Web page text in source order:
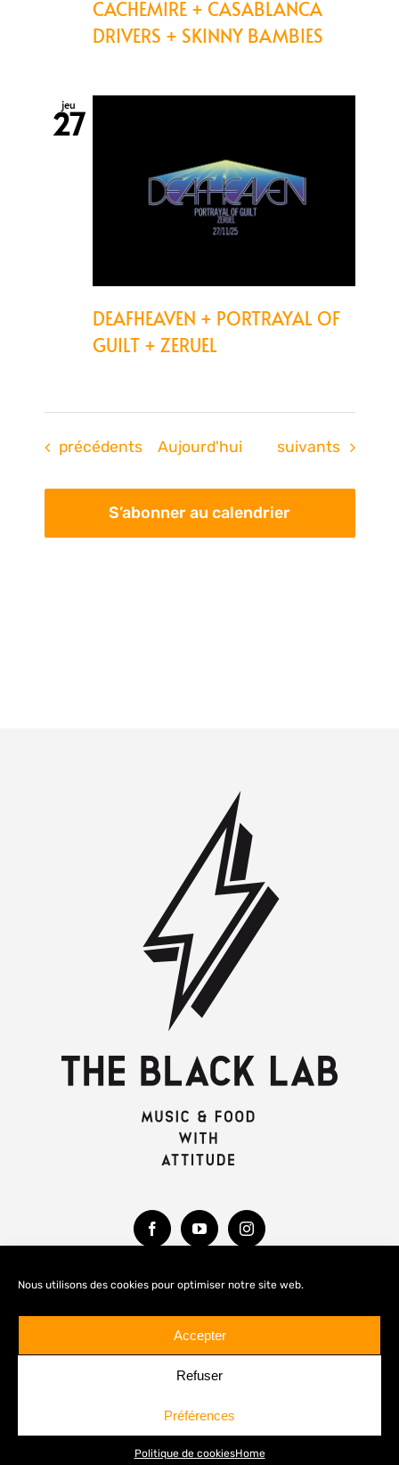
Nous utilisons des cookies pour optimiser notre site web.
Accepter
Refuser
Préférences
Politique de cookiesHome
CACHEMIRE + CASABLANCA
DRIVERS + SKINNY BAMBIES
jeu
27
DEAFHEAVEN + PORTRAYAL OF
GUILT + ZERUEL
Évènements
précédents Aujourd'hui Évènements
suivants
S’abonner au calendrier
MENTIONS LÉGALES
© Copyright 2020 - 2026 THE BLACK LAB